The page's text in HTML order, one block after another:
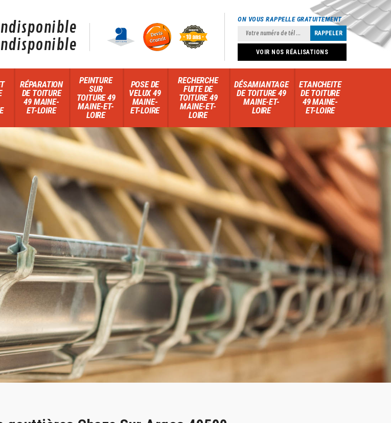
ON VOUS RAPPELLE GRATUITEMENT
VOIR NOS RÉALISATIONS
RÉPARATION
DE TOITURE
49 MAINE-
ET-LOIRE
PEINTURE
SUR
TOITURE 49
MAINE-ET-
LOIRE
POSE DE
VELUX 49
MAINE-
ET-LOIRE
RECHERCHE
FUITE DE
TOITURE 49
MAINE-ET-
LOIRE
DÉSAMIANTAGE
DE TOITURE 49
MAINE-ET-
LOIRE
ETANCHEITE
DE TOITURE
49 MAINE-
ET-LOIRE